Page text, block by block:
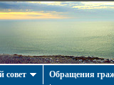
совет Обращения